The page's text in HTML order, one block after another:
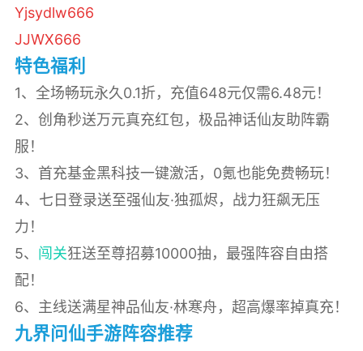
Yjsydlw666
JJWX666
特色福利
1、全场畅玩永久0.1折，充值648元仅需6.48元！
2、创角秒送万元真充红包，极品神话仙友助阵霸
服！
3、首充基金黑科技一键激活，0氪也能免费畅玩！
4、七日登录送至强仙友·独孤烬，战力狂飙无压
力！
5、 闯关狂送至尊招募10000抽，最强阵容自由搭
配！
6、主线送满星神品仙友·林寒舟，超高爆率掉真充！
九界问仙手游阵容推荐